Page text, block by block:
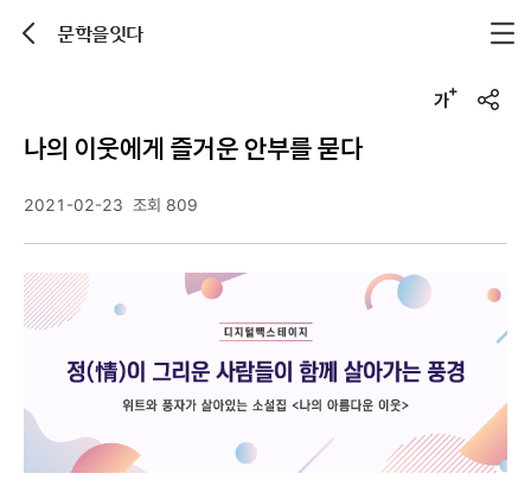
문학을잇다
u
나의 이웃에게 즐거운 안부를 묻다
2021-02-23 조회 809